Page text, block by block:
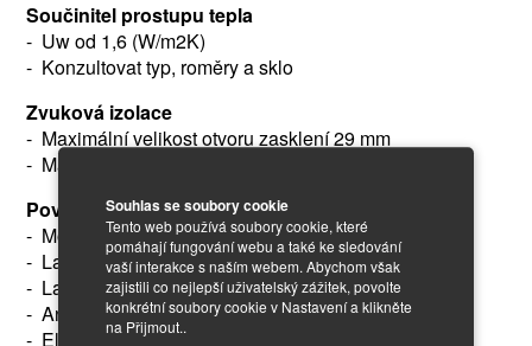
Souhlas se soubory cookie
Tento web používá soubory cookie, které
pomáhají fungování webu a také ke sledování
vaší interakce s naším webem. Abychom však
zajistili co nejlepší uživatelský zážitek, povolte
konkrétní soubory cookie v Nastavení a klikněte
na Přijmout..
Součinitel prostupu tepla
- Uw od 1,6 (W/m2K)
- Konzultovat typ, roměry a sklo
Zvuková izolace
- Maximální velikost otvoru zasklení 29 mm
- Maximální zvuková izolace Rw = 39 dBA
Povrchové úpravy
- Možnost dvoubarevnosti
- Lakované barvy (RAL, metalické a texturované)
- Lakované imitace dřeva
- Antibakteriální lakování
- Eloxování